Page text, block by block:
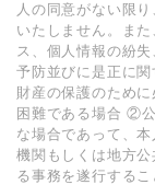
⼈の同意がない限
いたしません。ま
ス、個⼈情報の紛
予防並びに是正に
財産の保護のため
困難である場合 ②
な場合であって、
機関もしくは地⽅
る事務を遂⾏する